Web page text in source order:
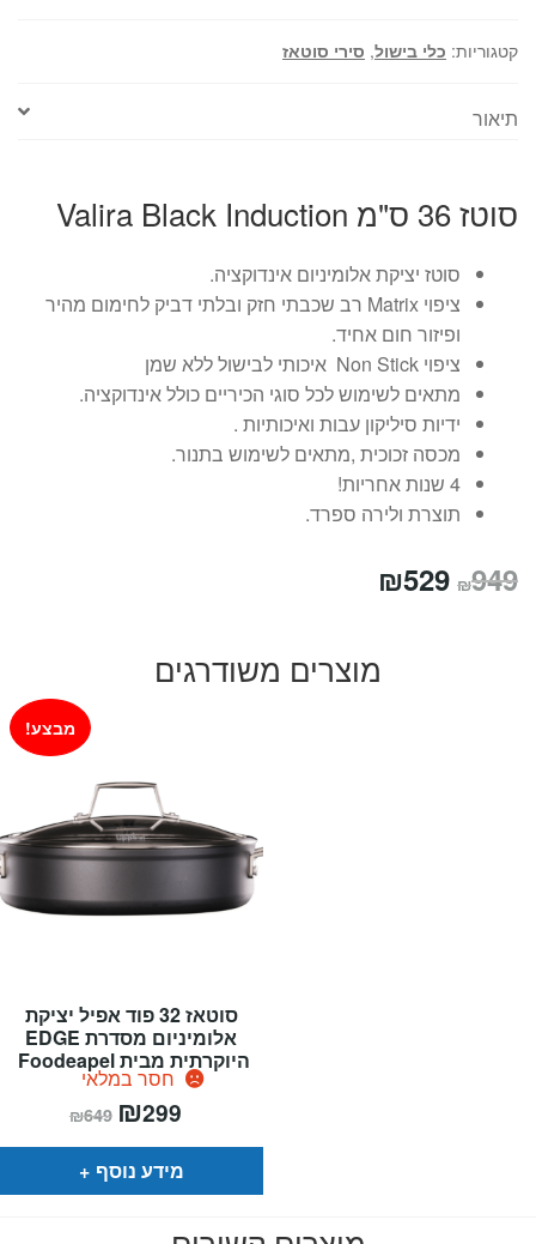
קטגוריות: כלי בישול, סירי סוטאז
תיאור
סוטז 36 ס"מ Valira Black Induction
סוטז יציקת אלומיניום אינדוקציה.
ציפוי Matrix רב שכבתי חזק ובלתי דביק לחימום מהיר
ופיזור חום אחיד.
ציפוי Non Stick איכותי לבישול ללא שמן
מתאים לשימוש לכל סוגי הכיריים כולל אינדוקציה.
ידיות סיליקון עבות ואיכותיות .
מכסה זכוכית ,מתאים לשימוש בתנור.
4 שנות אחריות!
תוצרת ולירה ספרד.
₪949 המחיר
₪529
הוא:
מוצרים משודרגים
סוטאז 32 פוד אפיל יציקת
אלומיניום מסדרת EDGE
היוקרתית מבית Foodeapel
חסר במלאי
מבצע!
₪649 המחיר
המקורי
היה:
₪649.
₪299
הוא:
מידע נוסף